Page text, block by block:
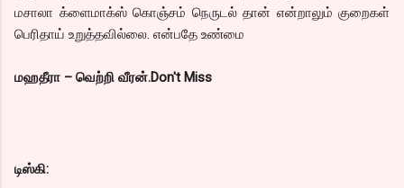
மசாலா க்ளைமாக்ஸ் கொஞ்சம் நெருடல் தான் என்றாலும் குறைகள்
பெரிதாய் உறுத்தவில்லை. என்பதே உண்மை
மஹதீரா – வெற்றி வீரன்.Don't Miss
டிஸ்கி: